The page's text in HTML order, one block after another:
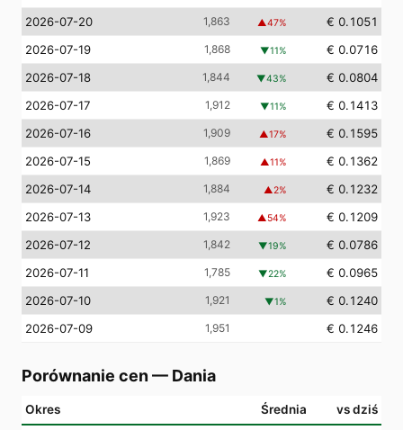
2026-07-20
1,863 ▲47%
€ 0.1051
2026-07-19
1,868 ▼11%
€ 0.0716
2026-07-18
1,844 ▼43%
€ 0.0804
2026-07-17
1,912 ▼11%
€ 0.1413
2026-07-16
1,909 ▲17%
€ 0.1595
2026-07-15
1,869 ▲11%
€ 0.1362
2026-07-14
1,884 ▲2%
€ 0.1232
2026-07-13
1,923 ▲54%
€ 0.1209
2026-07-12
1,842 ▼19%
€ 0.0786
2026-07-11
1,785 ▼22%
€ 0.0965
2026-07-10
1,921 ▼1%
€ 0.1240
2026-07-09
1,951 € 0.1246
Porównanie cen — Dania
Okres Średnia vs dziś